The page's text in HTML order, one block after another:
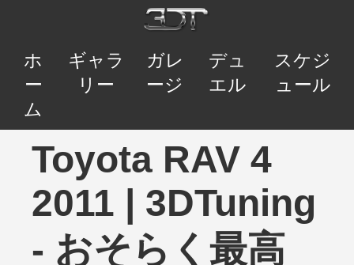
ホ
ー
ム
ギャラ
リー
ガレ
ージ
デュ
エル
スケジ
ュール
Toyota RAV 4
2011 | 3DTuning
- おそらく最高